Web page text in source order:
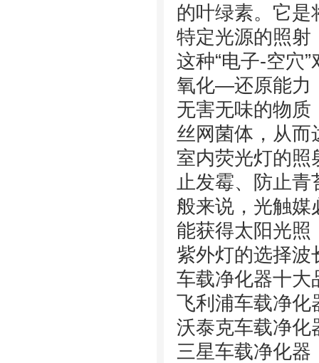
的叶绿素。它是
特定光源的照射
这种“电子-空穴
氧化—还原能力
无害无味的物质
丝网菌体，从而
室内荧光灯的照
止发霉、防止青
般来说，光触媒
能获得太阳光照
紫外灯的选择
车载净化器十
飞利浦车载净
沃泰克车载净
三星车载净化器